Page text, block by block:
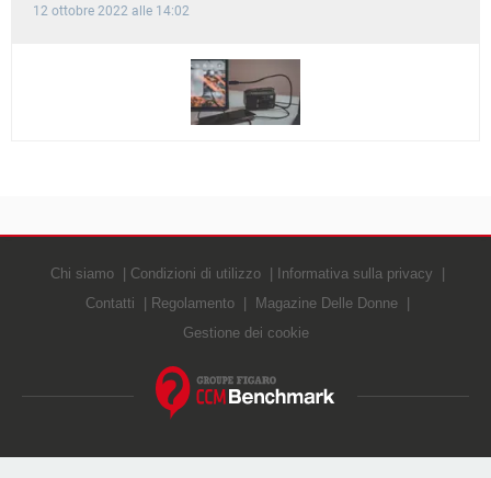
12 ottobre 2022 alle 14:02
Chi siamo Condizioni di utilizzo
Informativa sulla privacy
Contatti
Regolamento
Magazine Delle Donne
Gestione dei cookie